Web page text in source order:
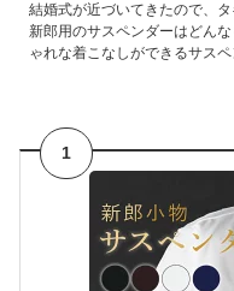
結婚式が近づいてきたので、
新郎用のサスペンダーはどん
ゃれな着こなしができるサス
1